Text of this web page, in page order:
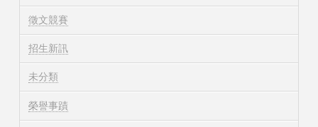
徵文競賽
招生新訊
未分類
榮譽事蹟